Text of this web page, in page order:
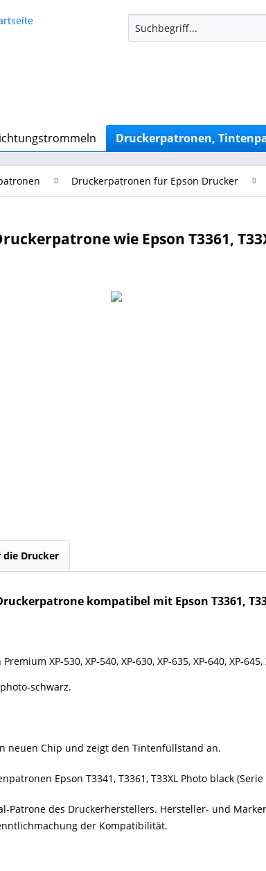
Druckerpatronen,
Druckerpatronen für Epson Drucker
wie Epson T3361,
die Drucker
kompatibel mit Epson T3361,
XP-530, XP-540, XP-630, XP-635, XP-640, XP-645,
schwarz.
neuen Chip und zeigt den Tintenfüllstand an.
Epson T3341, T3361, T33XL Photo black (Serie
Patrone des Druckerherstellers. Hersteller- und
der Kompatibilität.